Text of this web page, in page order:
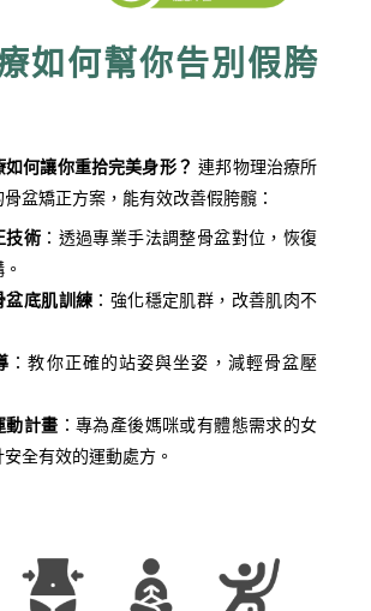
如何幫你告別假胯
何讓你重拾完美身形？ 連邦物理治療所
盆矯正方案，能有效改善假胯髖：
技術 ：透過專業手法調整骨盆對位，恢復
盆底肌訓練 ：強化穩定肌群，改善肌肉不
：教你正確的站姿與坐姿，減輕骨盆壓
動計畫 ：專為產後媽咪或有體態需求的女
全有效的運動處方。